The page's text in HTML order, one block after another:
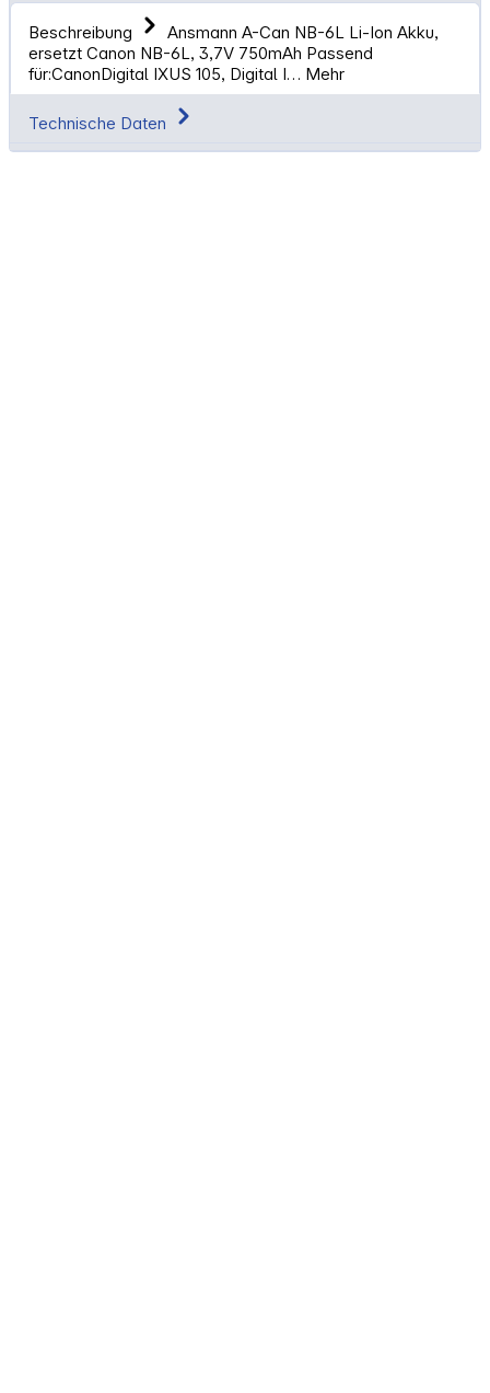
Beschreibung
Ansmann A-Can NB-6L Li-Ion Akku,
ersetzt Canon NB-6L, 3,7V 750mAh Passend
für:CanonDigital IXUS 105, Digital I… Mehr
Technische Daten